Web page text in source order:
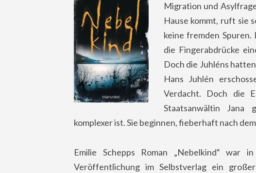
Migration und
Hause kommt, ruft sie
keine fremden
die Fingerabdrücke
Doch die Juhléns
Hans Juhlén
Verdacht. Doch die
Staatsanwältin Jana
komplexer ist. Sie beginnen, fieberhaft nach
Emilie Schepps Roman „Nebelkind“ war
Veröffentlichung im Selbstverlag ein